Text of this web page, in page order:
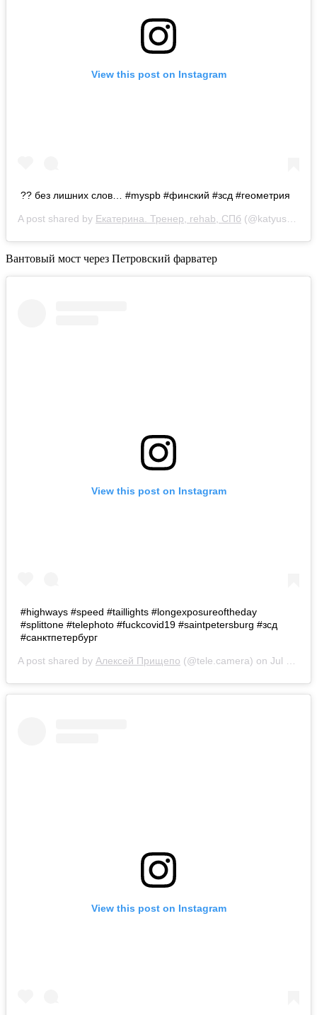
View this post on Instagram
?? без лишних слов… #myspb #финский #зсд #геометрия
A post shared by Екатерина. Тренер, rehab, СПб (@katyushasmy) on
Вантовый мост через Петровский фарватер
View this post on Instagram
#highways #speed #taillights #longexposureoftheday
#splittone #telephoto #fuckcovid19 #saintpetersburg #зсд
#санктпетербург
A post shared by Алексей Прищепо (@tele.camera) on Jul 31, 2020 at 8:27am PDT
View this post on Instagram